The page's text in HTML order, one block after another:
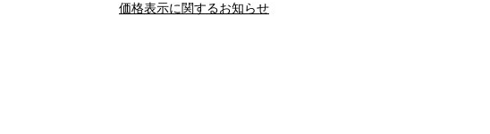
夫との関係
新津春子 どか食い
価格表示に関するお知らせ